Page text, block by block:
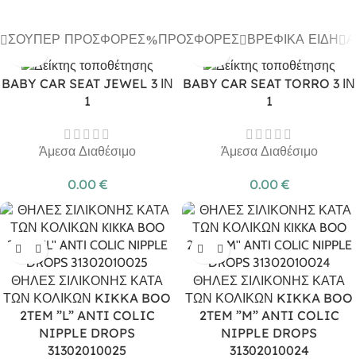
ΣΟΎΠΕΡ ΠΡΟΣΦΟΡΈΣ ΠΡΟΣΦΟΡΈΣ ΒΡΕΦΙΚΆ ΕΊΔΗ
BABY CAR SEAT JEWEL 3 ΙΝ
1
Άμεσα Διαθέσιμο
0.00 €
BABY CAR SEAT TORRO 3 ΙΝ
1
Άμεσα Διαθέσιμο
0.00 €
ΘΗΛΕΣ ΣΙΛΙΚΟΝΗΣ ΚΑΤΑ
ΤΩΝ ΚΟΛΙΚΩΝ KIKKA BOO
2TEM ”L” ANTI COLIC
NIPPLE DROPS
31302010025
ΘΗΛΕΣ ΣΙΛΙΚΟΝΗΣ ΚΑΤΑ
ΤΩΝ ΚΟΛΙΚΩΝ KIKKA BOO
2TEM ”M” ANTI COLIC
NIPPLE DROPS
31302010024